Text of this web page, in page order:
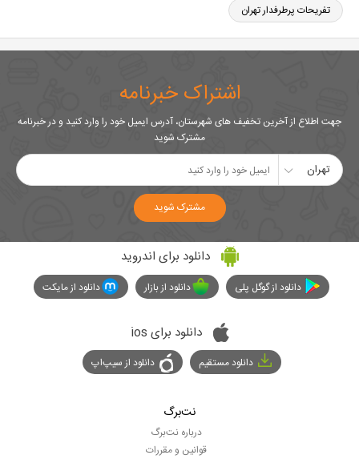
تفریحات پرطرفدار تهران
اشتراک خبرنامه
جهت اطلاع از آخرین تخفیف های شهرستان، آدرس ایمیل خود را وارد کنید و در خبرنامه
مشترک شوید
تهران
مشترک شوید
دانلود برای اندروید
دانلود از گوگل پلی دانلود از بازار دانلود از مایکت
دانلود برای ios
دانلود مستقیم دانلود از سیپ‌اپ
نت‌برگ
درباره نت‌برگ
قوانین و مقررات